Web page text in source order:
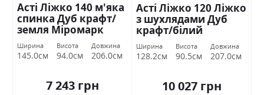
Асті Ліжко 140 м'яка
спинка Дуб крафт/
земля Міромарк
Ширина
145.0см
Висота
94.0см
Довжина
206.0см
7 243 грн
Асті Ліжко 120 Ліжко
з шухлядами Дуб
крафт/білий
глянець Міромарк
Ширина
128.2см
Висота
90.5см
Довжина
207.0см
10 027 грн